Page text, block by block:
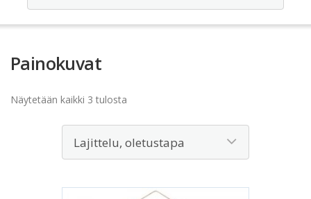
Painokuvat
Näytetään kaikki 3 tulosta